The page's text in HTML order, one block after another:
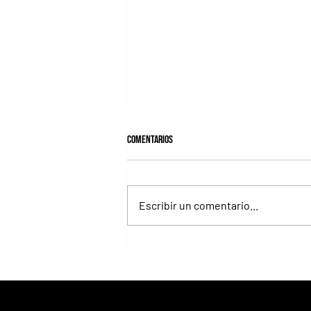
Comentarios
Escribir un comentario...